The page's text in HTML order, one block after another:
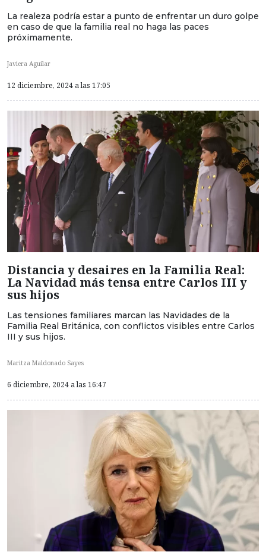
La realeza podría estar a punto de enfrentar un duro golpe
en caso de que la familia real no haga las paces
próximamente.
Javiera Aguilar
12 diciembre, 2024 a las 17:05
Distancia y desaires en la Familia Real:
La Navidad más tensa entre Carlos III y
sus hijos
Las tensiones familiares marcan las Navidades de la
Familia Real Británica, con conflictos visibles entre Carlos
III y sus hijos.
Maritza Maldonado Sayes
6 diciembre, 2024 a las 16:47